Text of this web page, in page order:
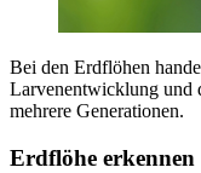
Bei den Erdflöhen
Larvenentwicklung und
mehrere Generationen.
Erdflöhe erkennen